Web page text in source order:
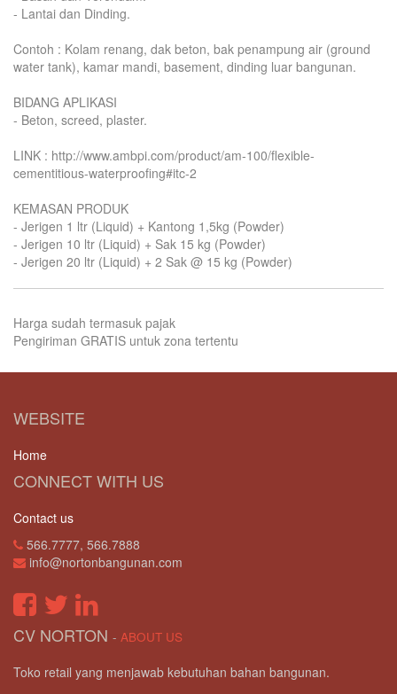
- Lantai dan Dinding.
Contoh : Kolam renang, dak beton, bak penampung air (ground
water tank), kamar mandi, basement, dinding luar bangunan.
BIDANG APLIKASI
- Beton, screed, plaster.
LINK : http://www.ambpi.com/product/am-100/flexible-
cementitious-waterproofing#itc-2
KEMASAN PRODUK
- Jerigen 1 ltr (Liquid) + Kantong 1,5kg (Powder)
- Jerigen 10 ltr (Liquid) + Sak 15 kg (Powder)
- Jerigen 20 ltr (Liquid) + 2 Sak @ 15 kg (Powder)
Harga sudah termasuk pajak
Pengiriman GRATIS untuk zona tertentu
WEBSITE
Home
CONNECT WITH US
Contact us
566.7777, 566.7888
info@nortonbangunan.com
CV NORTON - ABOUT US
Toko retail yang menjawab kebutuhan bahan bangunan.